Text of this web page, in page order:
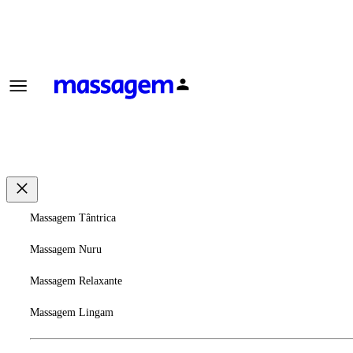
Massagem Tântrica
Massagem Nuru
Massagem Relaxante
Massagem Lingam